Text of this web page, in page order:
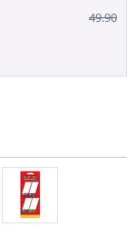
49.90